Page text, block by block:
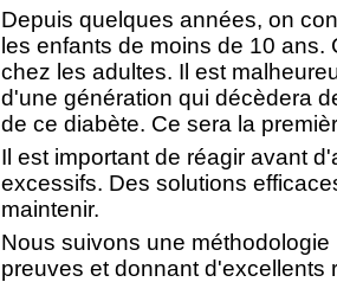
Depuis quelques années, on
les enfants de moins de 10
chez les adultes. Il est
d'une génération qui décèdera
de ce diabète. Ce sera la
Il est important de réagir avant
excessifs. Des solutions
maintenir.
Nous suivons une
preuves et donnant d'excellents